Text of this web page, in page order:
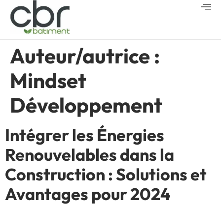
Auteur/autrice :
Mindset
Développement
Intégrer les Énergies
Renouvelables dans la
Construction : Solutions et
Avantages pour 2024